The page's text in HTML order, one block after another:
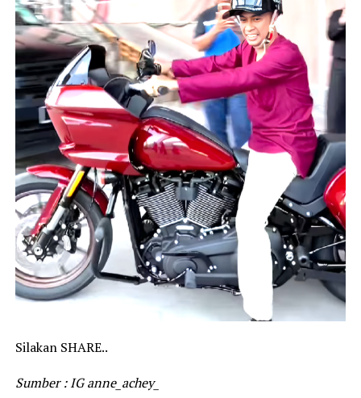
Silakan SHARE..
Sumber : IG anne_achey_